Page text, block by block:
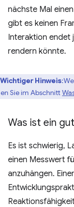
nächste Mal
gibt es keinen
Interaktion endet
rendern könnte.
Wichtiger Hinweis
Sie im Abschnitt
Was ist ein
Es ist schwierig,
einen Messwert
anzuhängen.